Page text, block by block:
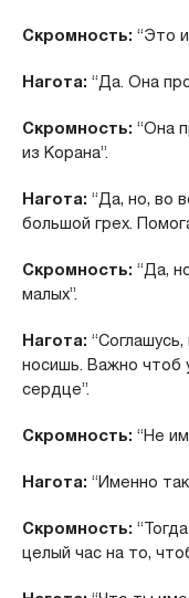
Скромность: “Это
Нагота: “Да. Она
Скромность: “Она
из Корана”.
Нагота: “Да, но, во
большой грех.
Скромность: “Да,
малых”.
Нагота:
носишь. Важно чтоб
сердце”.
Скромность: “Не
Нагота: “Именно так
Скромность:
целый час на то,